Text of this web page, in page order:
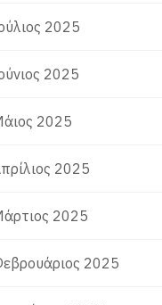
2025
2025
2025
2025
2025
2025